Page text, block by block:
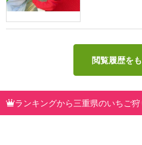
閲覧履歴を
ランキングから三重県のいちご